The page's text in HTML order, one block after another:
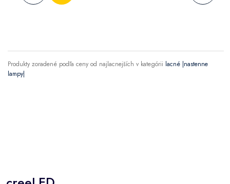
Produkty zoradené podľa ceny od najlacnejších v kategórii lacné |nastenne
lampy|